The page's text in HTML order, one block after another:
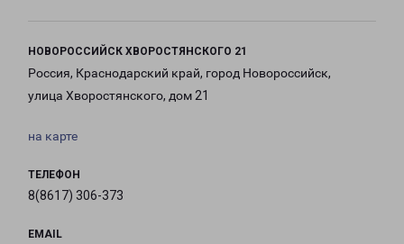
НОВОРОССИЙСК ХВОРОСТЯНСКОГО 21
Россия, Краснодарский край, город Новороссийск,
улица Хворостянского, дом 21
на карте
ТЕЛЕФОН
8(8617) 306-373
EMAIL